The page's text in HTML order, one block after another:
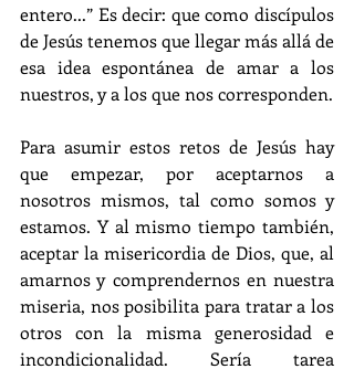
entero...” Es decir: que como discípulos
de Jesús tenemos que llegar más allá de
esa idea espontánea de amar a los
nuestros, y a los que nos corresponden.
Para asumir estos retos de Jesús hay
que empezar, por aceptarnos a
nosotros mismos, tal como somos y
estamos. Y al mismo tiempo también,
aceptar la misericordia de Dios, que, al
amarnos y comprendernos en nuestra
miseria, nos posibilita para tratar a los
otros con la misma generosidad e
incondicionalidad. Sería tarea